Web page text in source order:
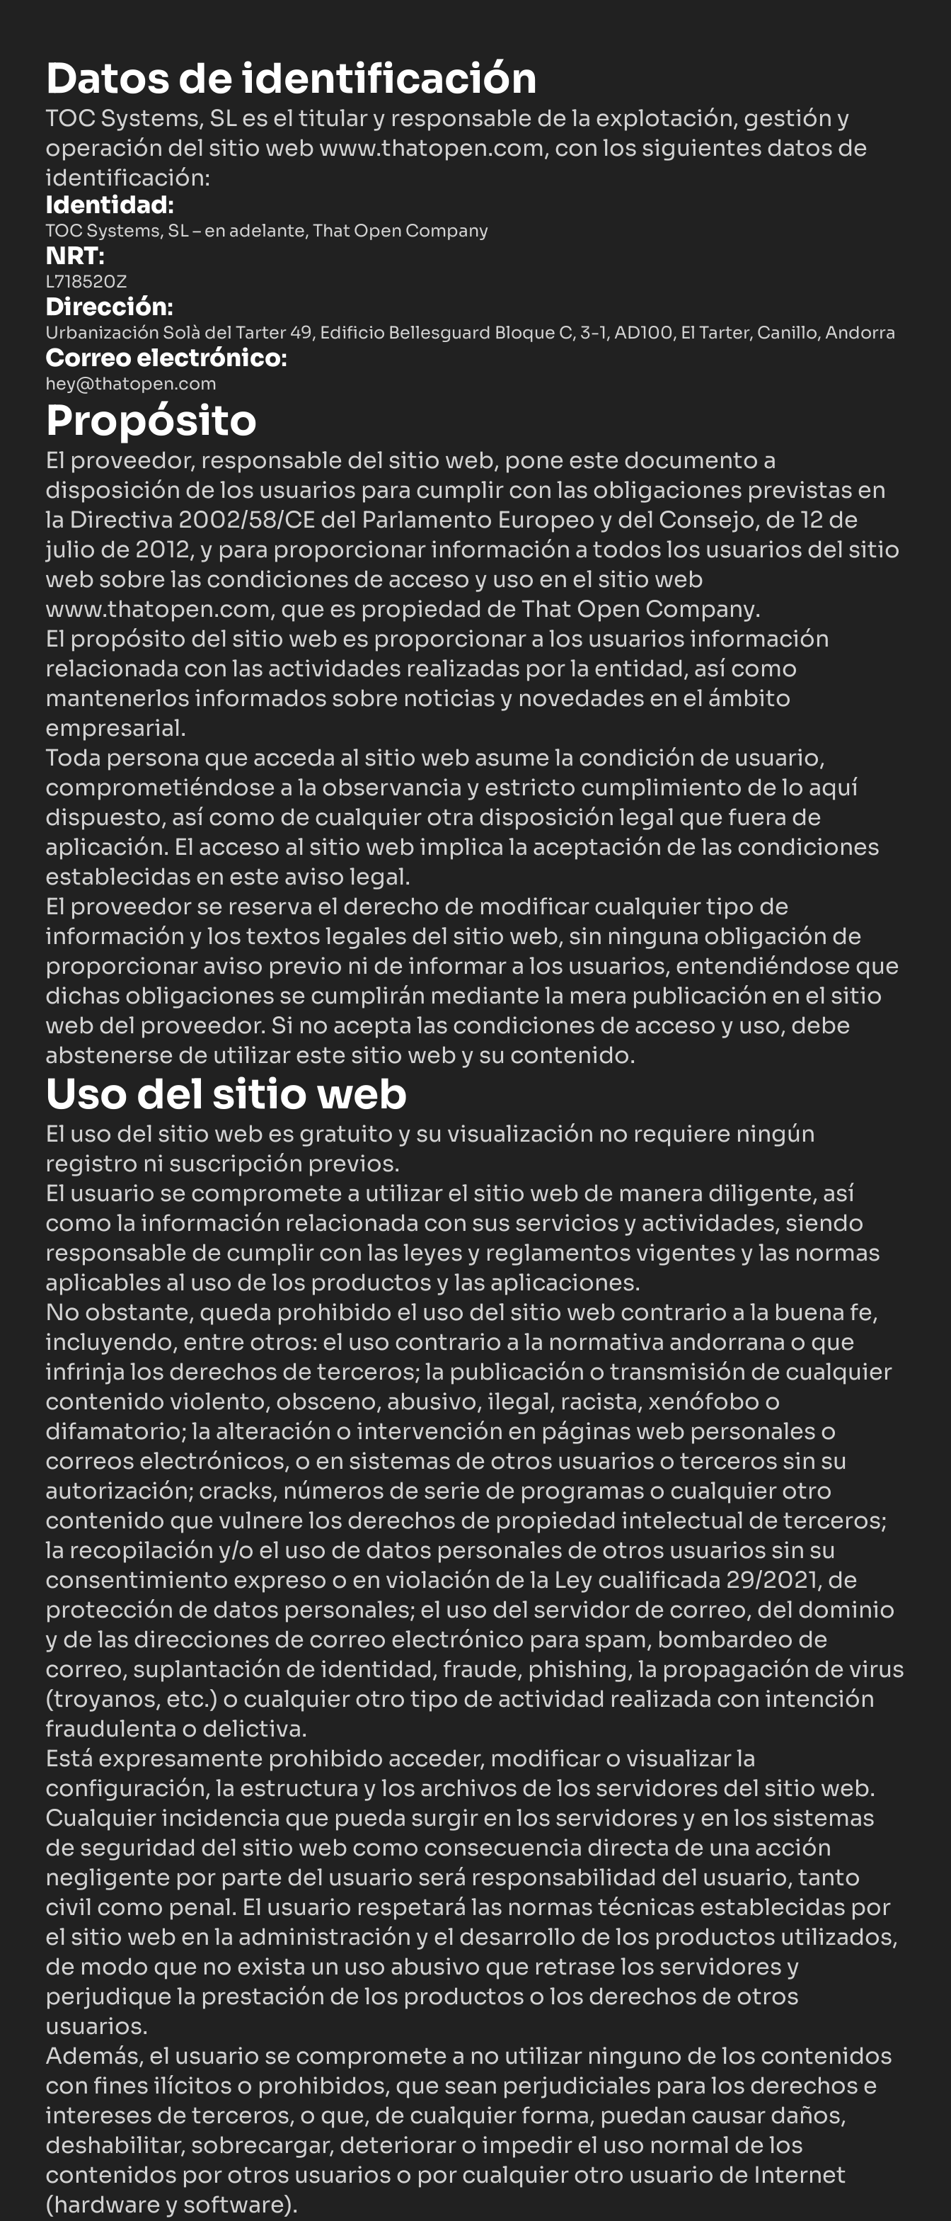
Datos de identificación
TOC Systems, SL es el titular y responsable de la explotación, gestión y
operación del sitio web www.thatopen.com, con los siguientes datos de
identificación:
Identidad:
TOC Systems, SL – en adelante, That Open Company
NRT:
L718520Z
Dirección:
Urbanización Solà del Tarter 49, Edificio Bellesguard Bloque C, 3-1, AD100, El Tarter, Canillo, Andorra
Correo electrónico:
hey@thatopen.com
Propósito
El proveedor, responsable del sitio web, pone este documento a
disposición de los usuarios para cumplir con las obligaciones previstas en
la Directiva 2002/58/CE del Parlamento Europeo y del Consejo, de 12 de
julio de 2012, y para proporcionar información a todos los usuarios del sitio
web sobre las condiciones de acceso y uso en el sitio web
www.thatopen.com, que es propiedad de That Open Company.
El propósito del sitio web es proporcionar a los usuarios información
relacionada con las actividades realizadas por la entidad, así como
mantenerlos informados sobre noticias y novedades en el ámbito
empresarial.
Toda persona que acceda al sitio web asume la condición de usuario,
comprometiéndose a la observancia y estricto cumplimiento de lo aquí
dispuesto, así como de cualquier otra disposición legal que fuera de
aplicación. El acceso al sitio web implica la aceptación de las condiciones
establecidas en este aviso legal.
El proveedor se reserva el derecho de modificar cualquier tipo de
información y los textos legales del sitio web, sin ninguna obligación de
proporcionar aviso previo ni de informar a los usuarios, entendiéndose que
dichas obligaciones se cumplirán mediante la mera publicación en el sitio
web del proveedor. Si no acepta las condiciones de acceso y uso, debe
abstenerse de utilizar este sitio web y su contenido.
Uso del sitio web
El uso del sitio web es gratuito y su visualización no requiere ningún
registro ni suscripción previos.
El usuario se compromete a utilizar el sitio web de manera diligente, así
como la información relacionada con sus servicios y actividades, siendo
responsable de cumplir con las leyes y reglamentos vigentes y las normas
aplicables al uso de los productos y las aplicaciones.
No obstante, queda prohibido el uso del sitio web contrario a la buena fe,
incluyendo, entre otros: el uso contrario a la normativa andorrana o que
infrinja los derechos de terceros; la publicación o transmisión de cualquier
contenido violento, obsceno, abusivo, ilegal, racista, xenófobo o
difamatorio; la alteración o intervención en páginas web personales o
correos electrónicos, o en sistemas de otros usuarios o terceros sin su
autorización; cracks, números de serie de programas o cualquier otro
contenido que vulnere los derechos de propiedad intelectual de terceros;
la recopilación y/o el uso de datos personales de otros usuarios sin su
consentimiento expreso o en violación de la Ley cualificada 29/2021, de
protección de datos personales; el uso del servidor de correo, del dominio
y de las direcciones de correo electrónico para spam, bombardeo de
correo, suplantación de identidad, fraude, phishing, la propagación de virus
(troyanos, etc.) o cualquier otro tipo de actividad realizada con intención
fraudulenta o delictiva.
Está expresamente prohibido acceder, modificar o visualizar la
configuración, la estructura y los archivos de los servidores del sitio web.
Cualquier incidencia que pueda surgir en los servidores y en los sistemas
de seguridad del sitio web como consecuencia directa de una acción
negligente por parte del usuario será responsabilidad del usuario, tanto
civil como penal. El usuario respetará las normas técnicas establecidas por
el sitio web en la administración y el desarrollo de los productos utilizados,
de modo que no exista un uso abusivo que retrase los servidores y
perjudique la prestación de los productos o los derechos de otros
usuarios.
Además, el usuario se compromete a no utilizar ninguno de los contenidos
con fines ilícitos o prohibidos, que sean perjudiciales para los derechos e
intereses de terceros, o que, de cualquier forma, puedan causar daños,
deshabilitar, sobrecargar, deteriorar o impedir el uso normal de los
contenidos por otros usuarios o por cualquier otro usuario de Internet
(hardware y software).